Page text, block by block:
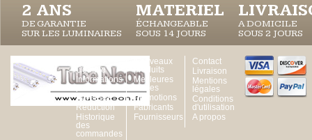
2 ANS
DE GARANTIE
SUR LES LUMINAIRES
MATERIEL
ÉCHANGEABLE
SOUS 14 JOURS
A DOMICILE
SOUS 2 JOURS
Compte
Informations
personnelles
Adresses
Réduction
Historique
des
commandes
Nouveaux
produits
Meilleures
ventes
Promotions
Fabricants
Fournisseurs
Contact
Livraison
Mentions
légales
Conditions
d'utilisation
A propos